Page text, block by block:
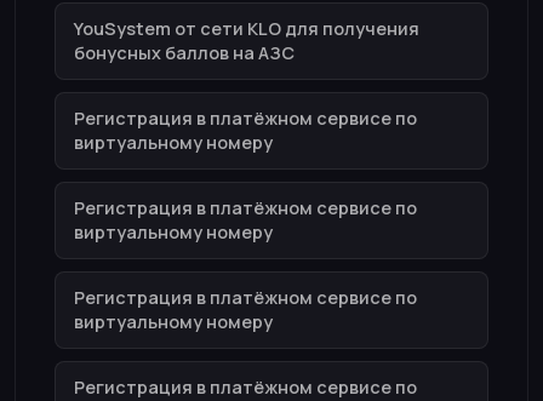
YouSystem от сети KLO для получения
бонусных баллов на АЗС
Регистрация в платёжном сервисе по
виртуальному номеру
Регистрация в платёжном сервисе по
виртуальному номеру
Регистрация в платёжном сервисе по
виртуальному номеру
Регистрация в платёжном сервисе по